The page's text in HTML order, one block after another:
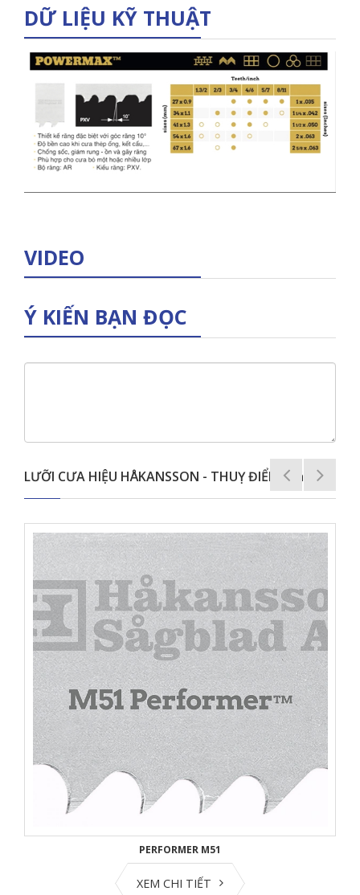
DỮ LIỆU KỸ THUẬT
VIDEO
Ý KIẾN BẠN ĐỌC
LƯỠI CƯA HIỆU HÅKANSSON - THUỴ ĐIỂN khác
PERFORMER M51
XEM CHI TIẾT